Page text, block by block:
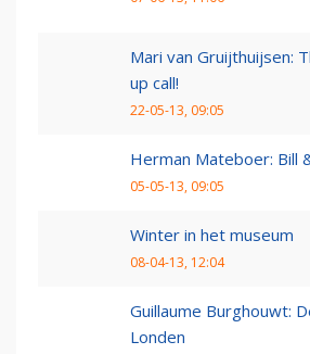
Mari van Gruijthuijsen:
up call!
22-05-13, 09:05
Herman Mateboer: Bill
05-05-13, 09:05
Winter in het museum
08-04-13, 12:04
Guillaume Burghouwt:
Londen